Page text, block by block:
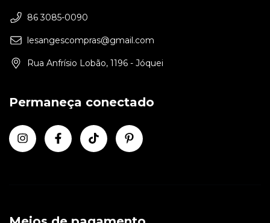
86 3085-0090
lesangescompras@gmail.com
Rua Anfrísio Lobão, 1196 - Jóquei
Permaneça conectado